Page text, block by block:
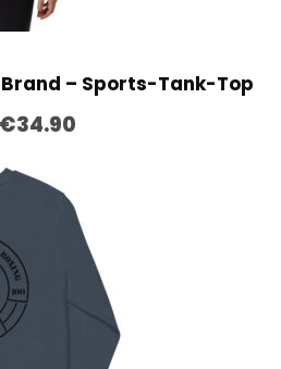
– Sports-Tank-Top
€34.90